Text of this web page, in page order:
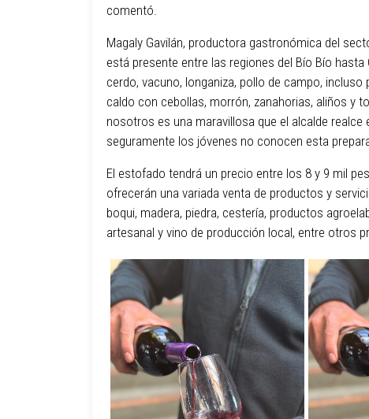
comentó.
Magaly Gavilán, productora gastronómica del
está presente entre las regiones del Bío Bío
cerdo, vacuno, longaniza, pollo de campo,
caldo con cebollas, morrón, zanahorias, aliños y
nosotros es una maravillosa que el alcalde
seguramente los jóvenes no conocen esta
El estofado tendrá un precio entre los 8 y 9 mil
ofrecerán una variada venta de productos y
boqui, madera, piedra, cestería, productos
artesanal y vino de producción local, entre otros